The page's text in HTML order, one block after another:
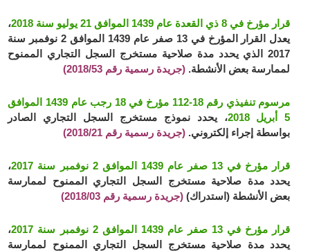
قرار مؤرخ في 8 ذي القعدة عام 1439 الموافق 21 يوليو سنة 2018
،
يعدل القرار المؤرخ في 13 صفر عام 1439 الموافق 2 نوفمبر سنة
2017 الذي يحدد مدة صلاحية مستخرج السجل التجاري الممنوح
لممارسة بعض الأنشطة. (جريدة رسمية رقم 2018/53)
مرسوم تنفيذي رقم 18-112 مؤرخ في 18 رجب عام 1439 الموافق
5 أبريل 2018
، يحدد نموذج مستخرج السجل التجاري الصادر
بواسطة إجراء إلكتروني. (جريدة رسمية رقم 2018/21)
قرار مؤرخ في 13 صفر عام 1439 الموافق 2 نوفمبر سنة 2017
،
يحدد مدة صلاحية مستخرج السجل التجاري الممنوح لممارسة
بعض الأنشطة (استدراك) (جريدة رسمية رقم 2018/03)
قرار مؤرخ في 13 صفر عام 1439 الموافق 2 نوفمبر سنة 2017
،
يحدد مدة صلاحية مستخرج السجل التجاري الممنوح لممارسة